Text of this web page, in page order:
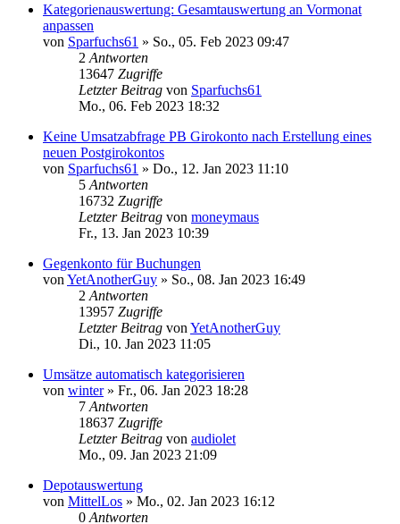
Kategorienauswertung: Gesamtauswertung an Vormonat
anpassen
von Sparfuchs61 » So., 05. Feb 2023 09:47
2 Antworten
13647 Zugriffe
Letzter Beitrag von Sparfuchs61
Mo., 06. Feb 2023 18:32
Keine Umsatzabfrage PB Girokonto nach Erstellung eines
neuen Postgirokontos
von Sparfuchs61 » Do., 12. Jan 2023 11:10
5 Antworten
16732 Zugriffe
Letzter Beitrag von moneymaus
Fr., 13. Jan 2023 10:39
Gegenkonto für Buchungen
von YetAnotherGuy » So., 08. Jan 2023 16:49
2 Antworten
13957 Zugriffe
Letzter Beitrag von YetAnotherGuy
Di., 10. Jan 2023 11:05
Umsätze automatisch kategorisieren
von winter» Fr., 06. Jan 2023 18:28
7 Antworten
18637 Zugriffe
Letzter Beitrag von audiolet
Mo., 09. Jan 2023 21:09
Depotauswertung
von MittelLos » Mo., 02. Jan 2023 16:12
0 Antworten